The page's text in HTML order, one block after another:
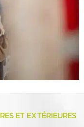
ET EXTÉRIEURES